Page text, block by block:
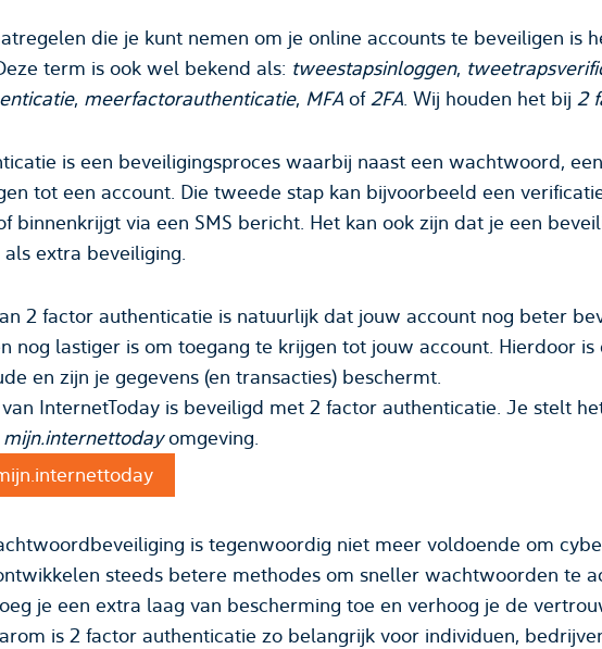
die je kunt nemen om je online accounts te beveiligen is
term is ook wel bekend als: tweestapsinloggen,
, meerfactorauthenticatie, MFA of 2FA . Wij houden het bij 2
is een beveiligingsproces waarbij naast een wachtwoord,
tot een account. Die tweede stap kan bijvoorbeeld een
binnenkrijgt via een SMS bericht. Het kan ook zijn dat je een
extra beveiliging.
2 factor authenticatie is natuurlijk dat jouw account nog beter
nog lastiger is om toegang te krijgen tot jouw account. Hierdoor
en zijn je gegevens (en transacties) beschermt.
InternetToday is beveiligd met 2 factor authenticatie. Je stelt
mijn.internettodayomgeving.
is tegenwoordig niet meer voldoende om
steeds betere methodes om sneller wachtwoorden te
je een extra laag van bescherming toe en verhoog je de
is 2 factor authenticatie zo belangrijk voor individuen,